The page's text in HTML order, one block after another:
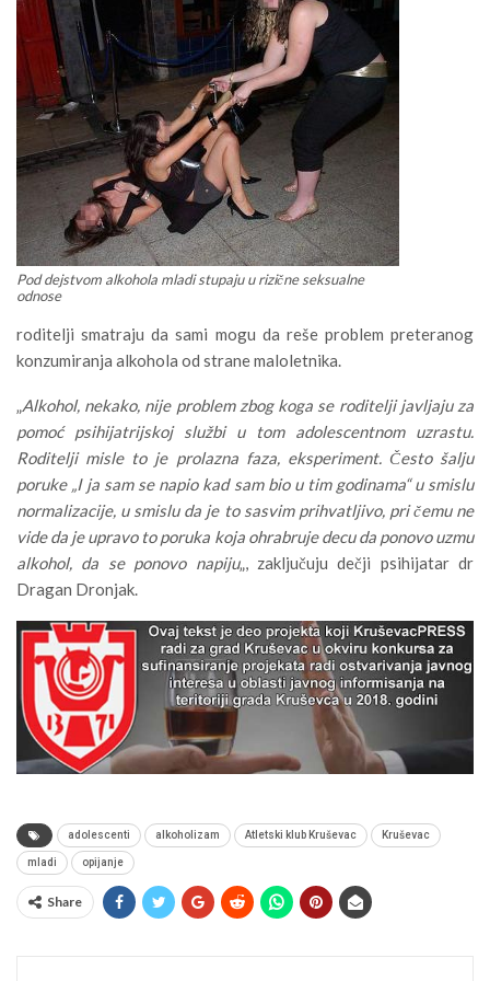
Pod dejstvom alkohola mladi stupaju u rizične seksualne
odnose
roditelji smatraju da sami mogu da reše problem preteranog
konzumiranja alkohola od strane maloletnika.
„Alkohol, nekako, nije problem zbog koga se roditelji javljaju za
pomoć psihijatrijskoj službi u tom adolescentnom uzrastu.
Roditelji misle to je prolazna faza, eksperiment. Često šalju
poruke „I ja sam se napio kad sam bio u tim godinama“ u smislu
normalizacije, u smislu da je to sasvim prihvatljivo, pri čemu ne
vide da je upravo to poruka koja ohrabruje decu da ponovo uzmu
alkohol, da se ponovo napiju„, zaključuju dečji psihijatar dr
Dragan Dronjak.
adolescenti alkoholizam Atletski klub Kruševac Kruševac
mladi opijanje
Share